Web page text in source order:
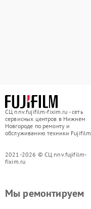
СЦ nnv.fujifilm-fixim.ru - сеть
сервисных центров в Нижнем
Новгороде по ремонту и
обслуживанию техники Fujifilm
2021-2026 © СЦ nnv.fujifilm-
fixim.ru
Мы ремонтируем